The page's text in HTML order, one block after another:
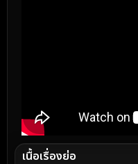
เนื้อเรื่องย่อ